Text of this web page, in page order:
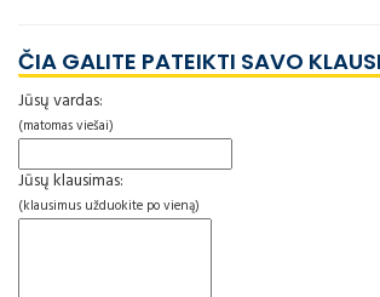
ČIA GALITE PATEIKTI SAVO
Jūsų vardas:
(matomas viešai)
Jūsų klausimas:
(klausimus užduokite po vieną)